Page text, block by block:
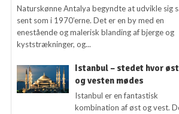
Naturskønne Antalya begyndte at udvikle sig
sent som i 1970’erne. Det er en by med en
enestående og malerisk blanding af bjerge og
kyststrækninger, og...
Istanbul – stedet hvor
og vesten mødes
Istanbul er en fantastisk
kombination af øst og vest.